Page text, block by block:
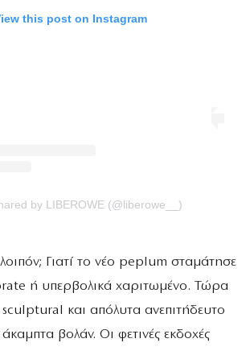
this post on Instagram
by LIBEROWE (@liberowe__)
λοιπόν; Γιατί το νέο peplum σταμάτησε
ή υπερβολικά χαριτωμένο. Τώρα
sculptural και απόλυτα ανεπιτήδευτο
βολάν. Οι φετινές εκδοχές